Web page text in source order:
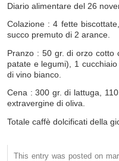
Diario alimentare del 26
Colazione : 4 fette
succo premuto di 2 arance.
Pranzo : 50 gr. di orzo cotto
patate e legumi), 1
di vino bianco.
Cena : 300 gr. di lattuga,
extravergine di oliva.
Totale caffè dolcificati della
This entry was posted on